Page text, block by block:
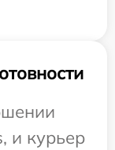
и курьер